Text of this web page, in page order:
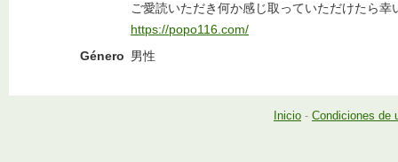
ご愛読いただき何か感じ取っていただけたら幸
https://popo116.com/
Género 男性
Inicio - Condiciones de